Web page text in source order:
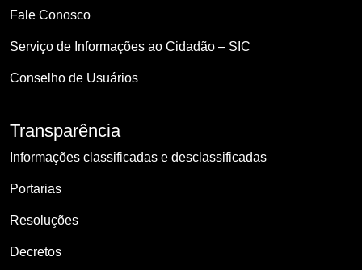
Fale Conosco
Serviço de Informações ao Cidadão – SIC
Conselho de Usuários
Transparência
Informações classificadas e desclassificadas
Portarias
Resoluções
Decretos